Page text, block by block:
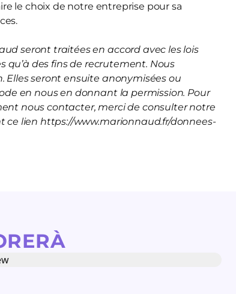
le choix de notre entreprise pour sa
seront traitées en accord avec les lois
des fins de recrutement. Nous
Elles seront ensuite anonymisées ou
en nous en donnant la permission. Pour
nous contacter, merci de consulter notre
ce lien https://www.marionnaud.fr/donnees-